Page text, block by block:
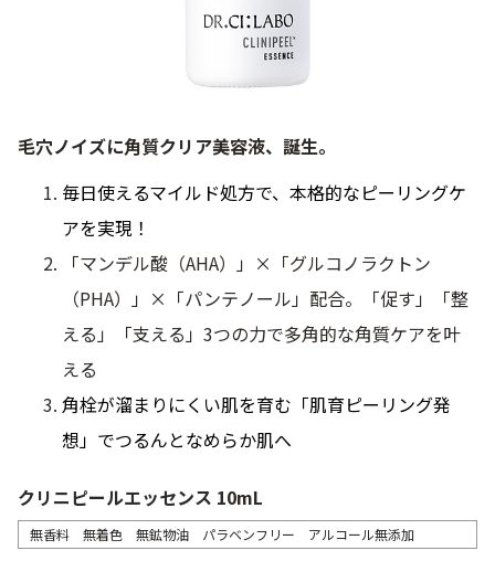
毛穴ノイズに角質クリア美容液、誕生。
毎日使えるマイルド処方で、本格的なピーリングケ
アを実現！
「マンデル酸（AHA）」×「グルコノラクトン
（PHA）」×「パンテノール」配合。「促す」「整
える」「支える」3つの力で多角的な角質ケアを叶
える
角栓が溜まりにくい肌を育む「肌育ピーリング発
想」でつるんとなめらか肌へ
クリニピールエッセンス 10mL
無香料 無着色 無鉱物油 パラベンフリー アルコール無添加